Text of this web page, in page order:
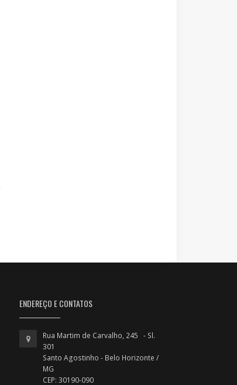
ENDEREÇO E CONTATOS
Rua Martim de Carvalho, 245 - Sl.
301
Santo Agostinho - Belo Horizonte /
MG
CEP: 30190-090